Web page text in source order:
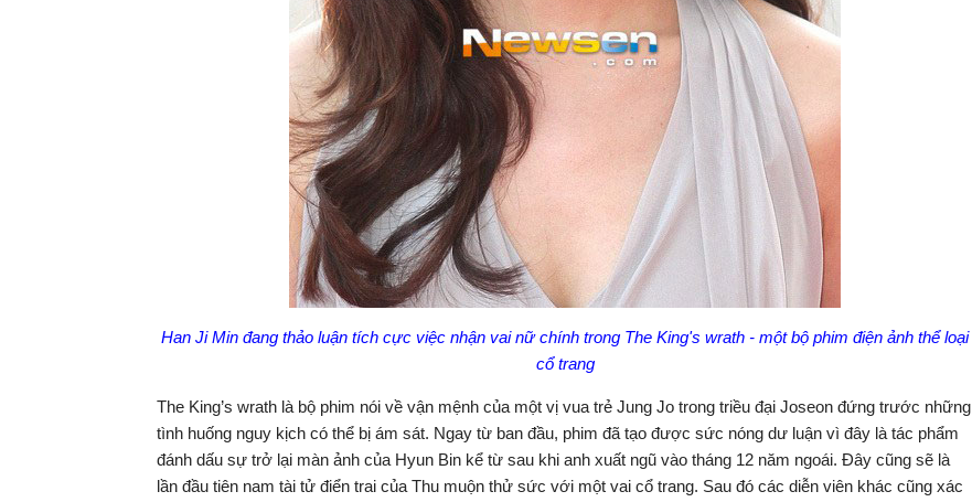
Han Ji Min đang thảo luận tích cực việc nhận vai nữ chính trong The King's wrath - một bộ phim điện ảnh thể loại
cổ trang
The King’s wrath là bộ phim nói về vận mệnh của một vị vua trẻ Jung Jo trong triều đại Joseon đứng trước những
tình huống nguy kịch có thể bị ám sát. Ngay từ ban đầu, phim đã tạo được sức nóng dư luận vì đây là tác phẩm
đánh dấu sự trở lại màn ảnh của Hyun Bin kể từ sau khi anh xuất ngũ vào tháng 12 năm ngoái. Đây cũng sẽ là
lần đầu tiên nam tài tử điển trai của Thu muộn thử sức với một vai cổ trang. Sau đó các diễn viên khác cũng xác